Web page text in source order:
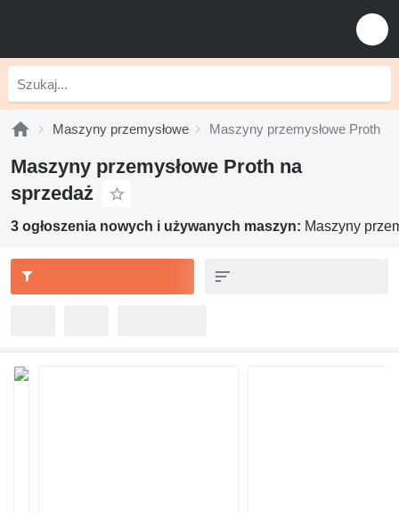
Maszyny przemysłowe Maszyny przemysłowe Proth
Maszyny przemysłowe Proth na
sprzedaż
3 ogłoszenia nowych i używanych maszyn: Maszyny